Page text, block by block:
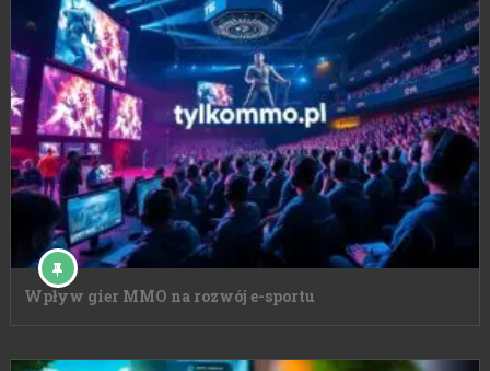
Wpływ gier MMO na rozwój e-sportu